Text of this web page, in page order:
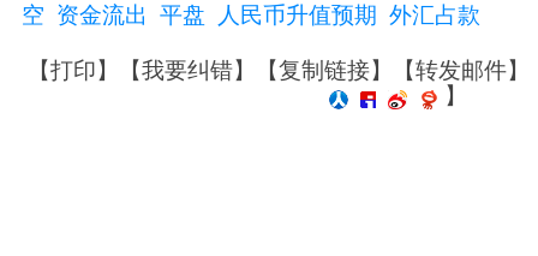
空 资金流出 平盘 人民币升值预期 外汇占款
【打印】【我要纠错】【复制链接】【转发邮件】
】